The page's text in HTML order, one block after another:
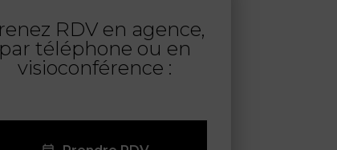
RDV en agence,
par téléphone ou en
visioconférence :